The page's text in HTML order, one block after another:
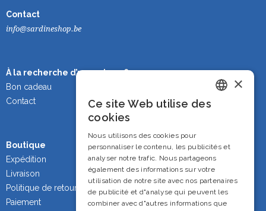
Contact
info@sardineshop.be
À la recherche d’un cadeau ?
Bon cadeau
Contact
Boutique
Expédition
Livraison
Politique de retour
Paiement
×
Ce site Web utilise des
cookies
Nous utilisons des cookies pour
personnaliser le contenu, les publicités et
analyser notre trafic. Nous partageons
également des informations sur votre
utilisation de notre site avec nos partenaires
de publicité et d"analyse qui peuvent les
combiner avec d"autres informations que